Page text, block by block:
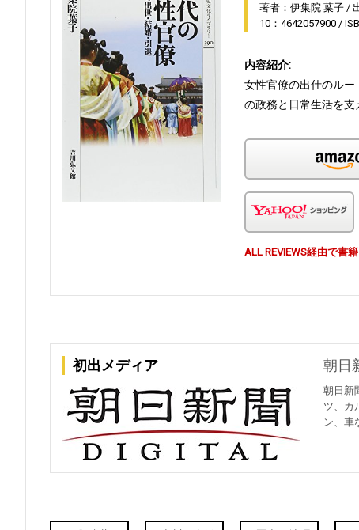
著者：伊集院 葉子
10：4642057900
内容紹介:
女性官僚の出仕のル
の政務と日常生活を支
ALL REVIEWS経由で書
初出メディア 朝日
朝日新
ツ、カ
ン、車